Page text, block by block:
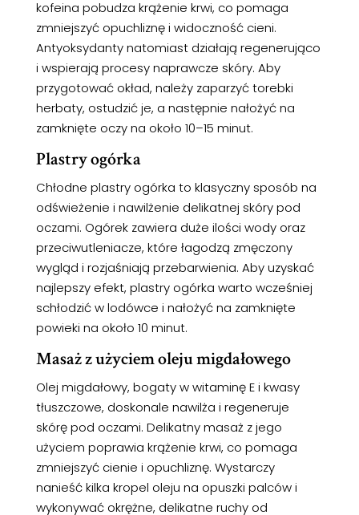
kofeina pobudza krążenie krwi, co pomaga
zmniejszyć opuchliznę i widoczność cieni.
Antyoksydanty natomiast działają regenerująco
i wspierają procesy naprawcze skóry. Aby
przygotować okład, należy zaparzyć torebki
herbaty, ostudzić je, a następnie nałożyć na
zamknięte oczy na około 10–15 minut.
Plastry ogórka
Chłodne plastry ogórka to klasyczny sposób na
odświeżenie i nawilżenie delikatnej skóry pod
oczami. Ogórek zawiera duże ilości wody oraz
przeciwutleniacze, które łagodzą zmęczony
wygląd i rozjaśniają przebarwienia. Aby uzyskać
najlepszy efekt, plastry ogórka warto wcześniej
schłodzić w lodówce i nałożyć na zamknięte
powieki na około 10 minut.
Masaż z użyciem oleju migdałowego
Olej migdałowy, bogaty w witaminę E i kwasy
tłuszczowe, doskonale nawilża i regeneruje
skórę pod oczami. Delikatny masaż z jego
użyciem poprawia krążenie krwi, co pomaga
zmniejszyć cienie i opuchliznę. Wystarczy
nanieść kilka kropel oleju na opuszki palców i
wykonywać okrężne, delikatne ruchy od